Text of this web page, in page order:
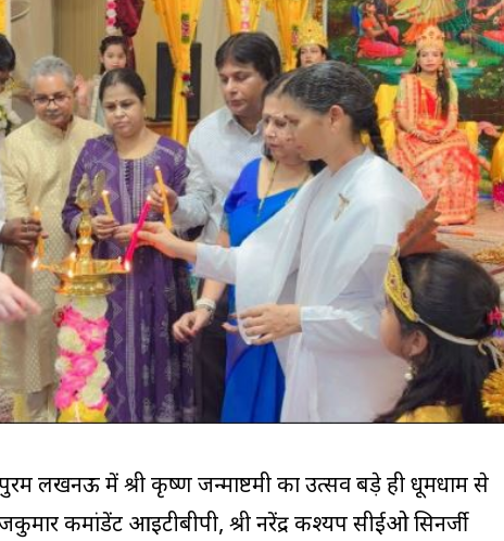
लखनऊ में श्री कृष्ण जन्माष्टमी का उत्सव बड़े ही धूमधाम से
कमांडेंट आइटीबीपी, श्री नरेंद्र कश्यप सीईओ सिनर्जी